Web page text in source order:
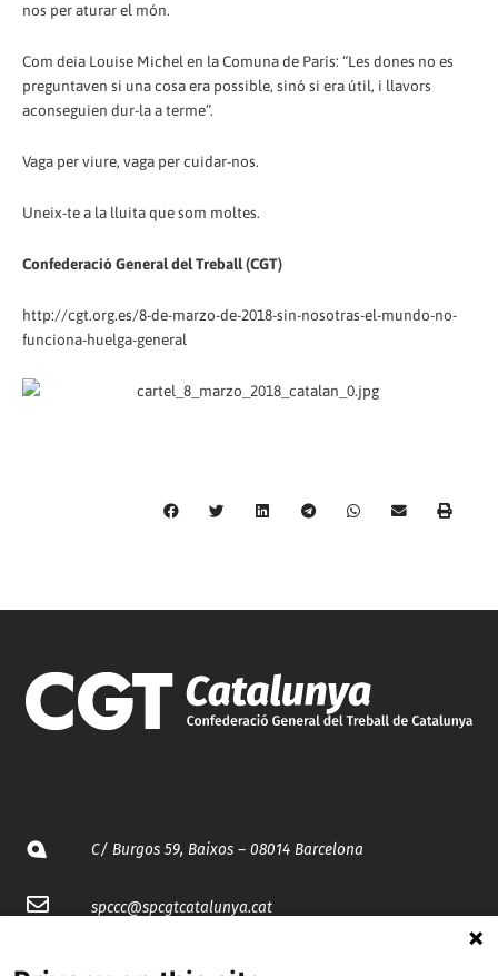
nos per aturar el món.
Com deia Louise Michel en la Comuna de París: “Les dones no es
preguntaven si una cosa era possible, sinó si era útil, i llavors
aconseguien dur-la a terme”.
Vaga per viure, vaga per cuidar-nos.
Uneix-te a la lluita que som moltes.
Confederació General del Treball (CGT)
http://cgt.org.es/8-de-marzo-de-2018-sin-nosotras-el-mundo-no-
funciona-huelga-general
C/ Burgos 59, Baixos – 08014 Barcelona
spccc@spcgtcatalunya.cat